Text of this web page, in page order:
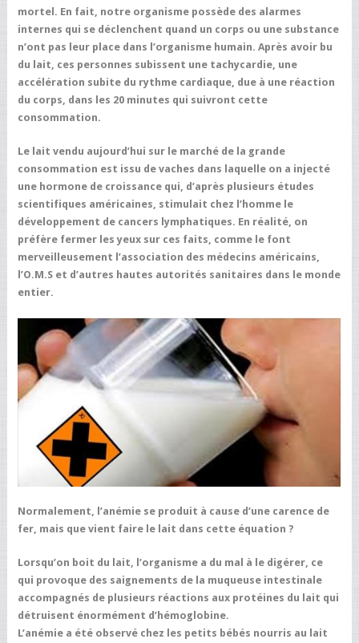
mortel. En fait, notre organisme possède des alarmes
internes qui se déclenchent quand un corps ou une substance
n’ont pas leur place dans l’organisme humain. Après avoir bu
du lait, ces personnes subissent une tachycardie, une
accélération subite du rythme cardiaque, due à une réaction
du corps, dans les 20 minutes qui suivront cette
consommation.
Le lait vendu aujourd’hui sur le marché de la grande
consommation est issu de vaches dans laquelle on a injecté
une hormone de croissance qui, d’après plusieurs études
scientifiques américaines, stimulait chez l’homme le
développement de cancers lymphatiques. En réalité, on
préfère fermer les yeux sur ces faits, comme le font
merveilleusement l’association des médecins américains,
l’O.M.S et d’autres hautes autorités sanitaires dans le monde
entier.
Normalement, l’anémie se produit à cause d’une carence de
fer, mais que vient faire le lait dans cette équation ?
Lorsqu’on boit du lait, l’organisme a du mal à le digérer, ce
qui provoque des saignements de la muqueuse intestinale
accompagnés de plusieurs réactions aux protéines du lait qui
détruisent énormément d’hémoglobine.
L’anémie a été observé chez les petits bébés nourris au lait